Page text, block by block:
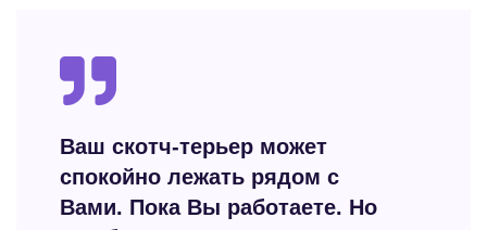
Ваш скотч-терьер может
спокойно лежать рядом с
Вами. Пока Вы работаете. Но